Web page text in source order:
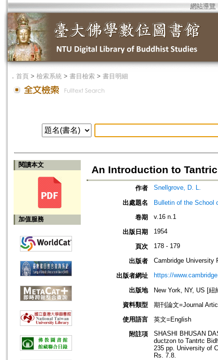
網站導覽
． 首頁 > 檢索系統 > 書目檢索 > 書目明細
閱讀本文
加值服務
An Introduction to
作者 Snellgrove, D. L.
出處題名
Bulletin of the School
卷期
v.16 n.1
出版日期 1954
頁次 178 - 179
出版者 Cambridge University
出版者網址 https://
出版地
New York, NY, US [
資料類型
期刊論文=Journal
使用語言
英文=English
附註項
SHASHI BHUSAN
ductzon to Tantrtc
235 pp. University of
Rs. 7.8.